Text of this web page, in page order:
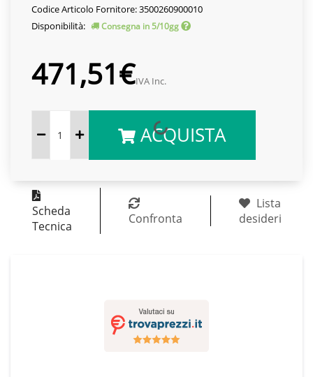
Codice Articolo Fornitore: 3500260900010
Disponibilità:
Consegna in 5/10gg
471,51€IVA Inc.
ACQUISTA
Scheda
Tecnica
Confronta
Lista
desideri